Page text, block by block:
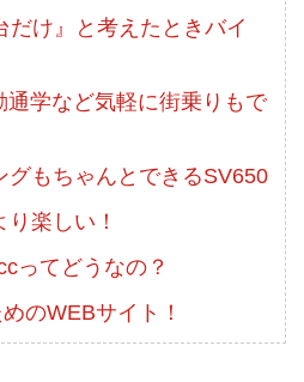
だけ』と考えたときバイ
学など気軽に街乗りもで
もちゃんとできるSV650
楽しい！
ってどうなの？
のWEBサイト！